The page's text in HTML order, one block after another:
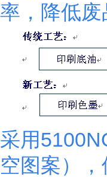
率，降低废
采用
空图案）